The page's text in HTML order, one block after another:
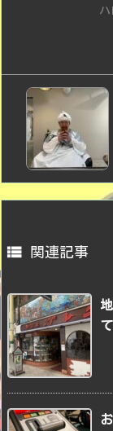
ハ
 関連記事